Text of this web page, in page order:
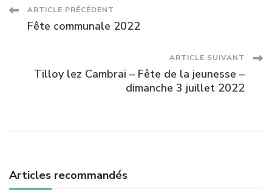
Navigation
articles
ARTICLE PRÉCÉDENT
Fête communale 2022
ARTICLE SUIVANT
Tilloy lez Cambrai – Fête de la jeunesse –
dimanche 3 juillet 2022
Articles recommandés